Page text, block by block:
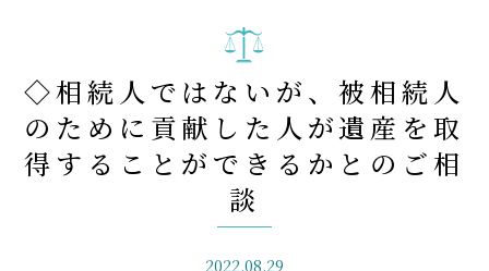
◇相続人ではないが、被相続人
のために貢献した人が遺産を取
得することができるかとのご相
談
2022.08.29